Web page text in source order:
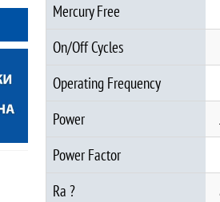
Mercury Free
On/Off Cycles
Operating Frequency
Power
Power Factor
Ra ?